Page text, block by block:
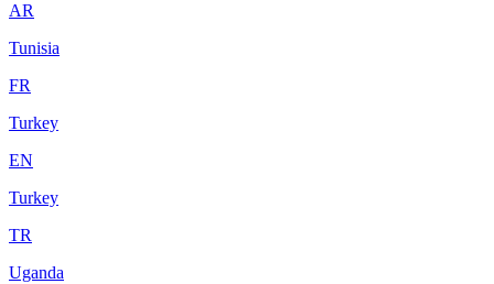
AR
Tunisia
FR
Turkey
EN
Turkey
TR
Uganda